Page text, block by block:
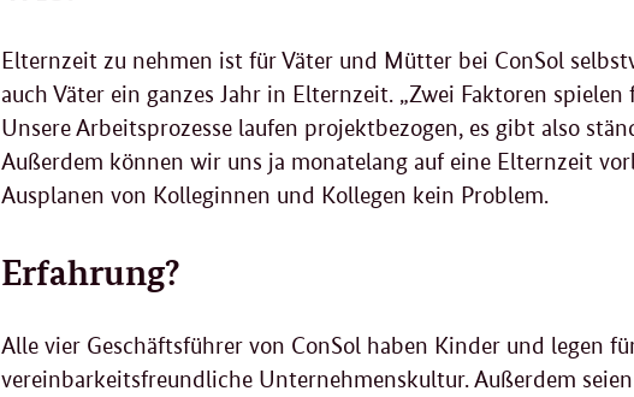
Elternzeit zu nehmen ist für Väter und Mütter bei ConSol
auch Väter ein ganzes Jahr in Elternzeit. „Zwei Faktoren
Unsere Arbeitsprozesse laufen projektbezogen, es gibt also
Außerdem können wir uns ja monatelang auf eine Elternzeit
Ausplanen von Kolleginnen und Kollegen kein Problem.
Erfahrung?
Alle vier Geschäftsführer von ConSol haben Kinder und legen
vereinbarkeitsfreundliche Unternehmenskultur. Außerdem